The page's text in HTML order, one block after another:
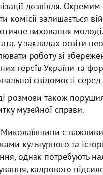
дозвілля.
комісії залишається
виховання
у закладах освіти
роботу зі
героїв України та
свідомості
розмови також
музейної справи.
Миколаївщини є
культурного та
однак потребують
кадрового